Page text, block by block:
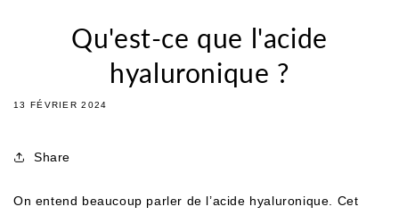
Qu'est-ce que l'acide
hyaluronique ?
13 FÉVRIER 2024
Share
On entend beaucoup parler de l’acide hyaluronique. Cet